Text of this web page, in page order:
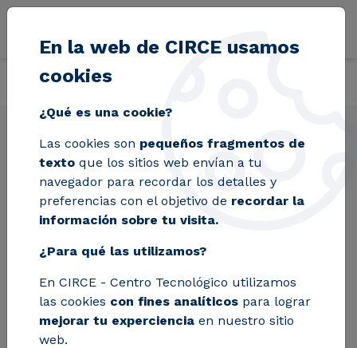
Pasar al contenido principal
Soluciones
Mapa de capacidad de
acceso y conexión
Descubre toda la información relativa a la
la red de transporte y distribución para
conectar generación en un mapa interactivo y
dinámico.
En la web de CIRCE usamos
cookies
¿Qué es una cookie?
Las cookies son pequeños fragmentos de
texto que los sitios web envían a tu
navegador para recordar los detalles y
preferencias con el objetivo de recordar la
información sobre tu visita.
¿Para qué las utilizamos?
En CIRCE - Centro Tecnológico utilizamos
las cookies con fines analíticos para lograr
mejorar tu experciencia en nuestro sitio
web.